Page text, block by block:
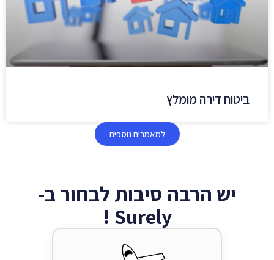
ביטוח דירה מומלץ
למאמרים נוספים
יש הרבה סיבות לבחור ב-
Surely !